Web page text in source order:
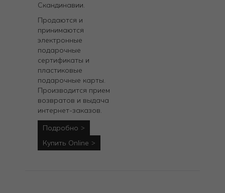
Cкандинавии.
Продаются и
принимаются
электронные
подарочные
сертификаты и
пластиковые
подарочные карты.
Производится прием
возвратов и выдача
интернет-заказов.
Подробно
Купить Online